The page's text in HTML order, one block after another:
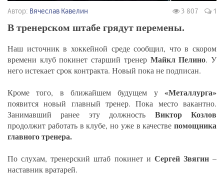
Автор: Вячеслав Кавелин 3 807 1
В тренерском штабе грядут перемены.
Наш источник в хоккейной среде сообщил, что в скором
времени клуб покинет старший тренер Майкл Пелино. У
него истекает срок контракта. Новый пока не подписан.
Кроме того, в ближайшем будущем у «Металлурга»
появится новый главный тренер. Пока место вакантно.
Занимавший ранее эту должность Виктор Козлов
продолжит работать в клубе, но уже в качестве помощника
главного тренера.
По слухам, тренерский штаб покинет и Сергей Звягин–
наставник вратарей.